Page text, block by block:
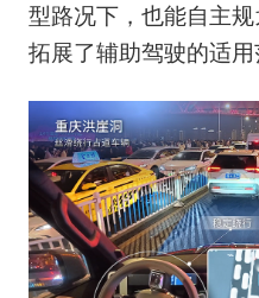
型路况下，也能自主
拓展了辅助驾驶的适用